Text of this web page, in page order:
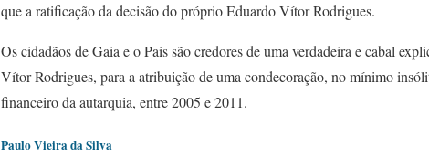
que a ratificação da decisão do próprio Eduardo Vítor Rodrigues.
Os cidadãos de Gaia e o País são credores de uma verdadeira e cabal
Vítor Rodrigues, para a atribuição de uma condecoração, no mínimo
financeiro da autarquia, entre 2005 e 2011.
Paulo Vieira da Silva